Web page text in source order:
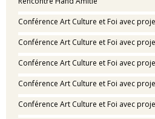
Conférence Art Culture et Foi avec
Conférence Art Culture et Foi avec
Conférence Art Culture et Foi avec
Conférence Art Culture et Foi avec
Conférence Art Culture et Foi avec